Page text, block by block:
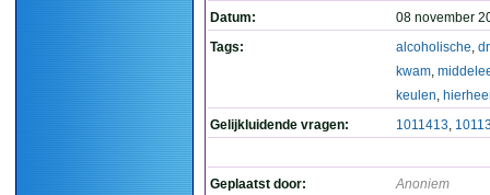
Datum:
08 november
Tags:
alcoholische,
kwam,
keulen,
Gelijkluidende vragen:
1011413,
Geplaatst door: Anoniem